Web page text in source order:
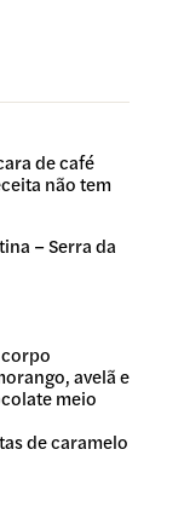
de café
não tem
– Serra da
avelã e
meio
de caramelo